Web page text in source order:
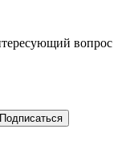
вопрос
Подписаться